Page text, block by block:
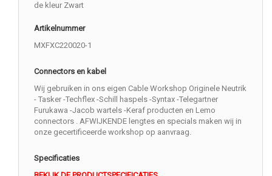
de kleur Zwart
Artikelnummer
MXFXC220020-1
Connectors en kabel
Wij gebruiken in ons eigen Cable Workshop Originele Neutrik
- Tasker -Techflex -Schill haspels -Syntax -Telegartner
Furukawa -Jacob wartels -Keraf producten en Lemo
connectors . AFWIJKENDE lengtes en specials maken wij in
onze gecertificeerde workshop op aanvraag.
Specificaties